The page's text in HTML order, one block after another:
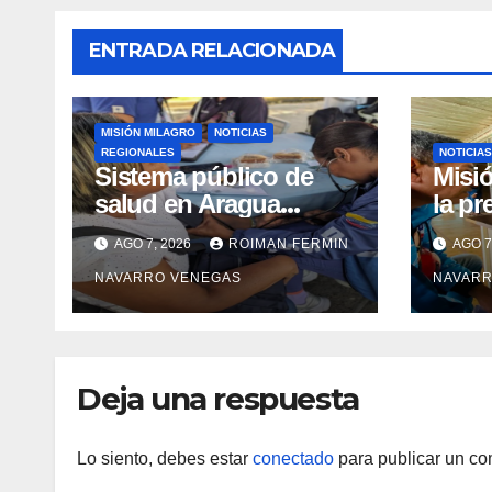
ENTRADA RELACIONADA
MISIÓN MILAGRO
NOTICIAS
REGIONALES
Sistema público de
salud en Aragua
garantiza inclusión e
inmunidad para más
de 480 familias
mediante cuatro
AGO 7, 2026 ROIMAN FERMIN
NAVARRO VENEGAS
NOTICIAS
la
AGO
Deja una respuesta
Lo siento, debes estar conectado para publicar un